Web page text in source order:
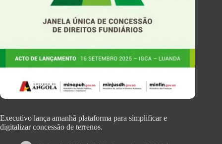
Executivo lança amanhã plataforma para simplificar e
digitalizar concessão de terrenos.